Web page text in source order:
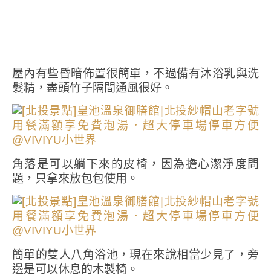
屋內有些昏暗佈置很簡單，不過備有沐浴乳與洗
髮精，盡頭竹子隔間通風很好。
角落是可以躺下來的皮椅，因為擔心潔淨度問
題，只拿來放包包使用。
簡單的雙人八角浴池，現在來說相當少見了，旁
邊是可以休息的木製椅。